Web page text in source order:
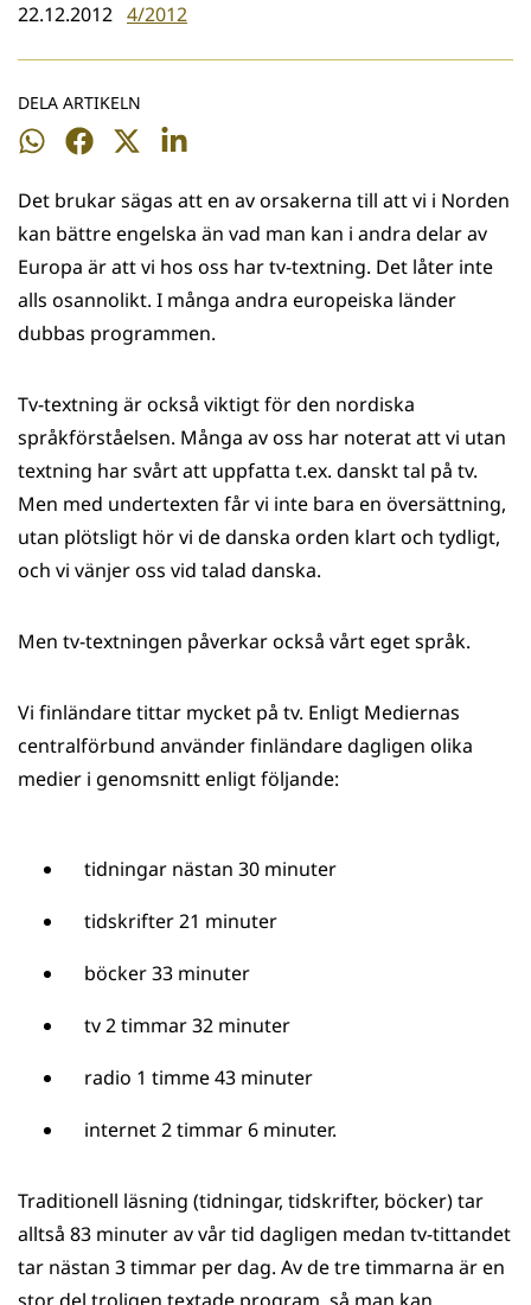
22.12.2012 4/2012
DELA ARTIKELN
Dela
WhatsApp
Dela
Facebook
Dela
Twitter
Dela
LinkedIn
Det brukar sägas att en av orsakerna till att vi i Norden
kan bättre engelska än vad man kan i andra delar av
Europa är att vi hos oss har tv-textning. Det låter inte
alls osannolikt. I många andra europeiska länder
dubbas programmen.
Tv-textning är också viktigt för den nordiska
språkförståelsen. Många av oss har noterat att vi utan
textning har svårt att uppfatta t.ex. danskt tal på tv.
Men med undertexten får vi inte bara en översättning,
utan plötsligt hör vi de danska orden klart och tydligt,
och vi vänjer oss vid talad danska.
Men tv-textningen påverkar också vårt eget språk.
Vi finländare tittar mycket på tv. Enligt Mediernas
centralförbund använder finländare dagligen olika
medier i genomsnitt enligt följande:
tidningar nästan 30 minuter
tidskrifter 21 minuter
böcker 33 minuter
tv 2 timmar 32 minuter
radio 1 timme 43 minuter
internet 2 timmar 6 minuter.
Traditionell läsning (tidningar, tidskrifter, böcker) tar
alltså 83 minuter av vår tid dagligen medan tv-tittandet
tar nästan 3 timmar per dag. Av de tre timmarna är en